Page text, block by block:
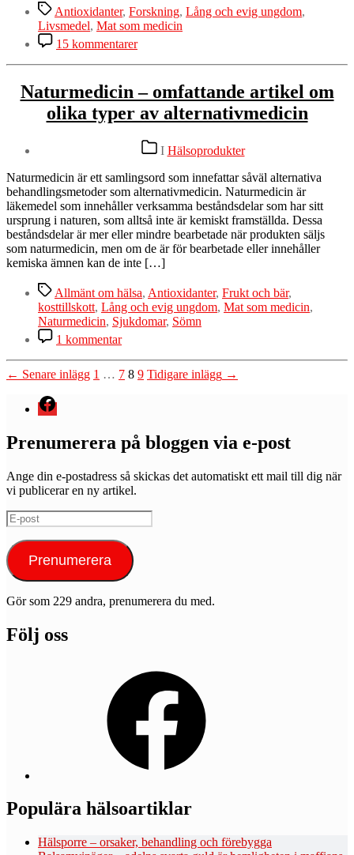
Etiketter
Antioxidanter, Forskning, Lång och evig ungdom,
Livsmedel, Mat som medicin
15 kommentarertill
Kamelmjölk
innehåller
av
näring
och
sägs
bota
och
föryngra
huden
Naturmedicin – omfattande artikel om
olika typer av alternativmedicin
Kategorier
I Hälsoprodukter
Naturmedicin är ett samlingsord som innefattar såväl alternativa
behandlingsmetoder som alternativmedicin. Naturmedicin är
läkemedel som innehåller verksamma beståndsdelar som har sitt
ursprung i naturen, som alltså inte är kemiskt framställda. Dessa
beståndsdelar är mer eller mindre bearbetade när produkten säljs
som naturmedicin, men om de är för bearbetade eller innehåller
kemiska ämnen kan de inte […]
Etiketter
Allmänt om hälsa, Antioxidanter, Frukt och bär,
kosttillskott, Lång och evig ungdom, Mat som medicin,
Naturmedicin, Sjukdomar, Sömn
1 kommentartill
Naturmedicin
–
omfattande
typer
av
Inläggsnavigering
← Senare inlägg 1 … 7 8 9 Tidigare inlägg →
Menyval
Prenumerera på bloggen via e-post
Ange din e-postadress så skickas det automatiskt ett mail till dig när
vi publicerar en ny artikel.
E-
post
Prenumerera
Gör som 229 andra, prenumerera du med.
Följ oss
Populära hälsoartiklar
Hälsporre – orsaker, behandling och förebygga